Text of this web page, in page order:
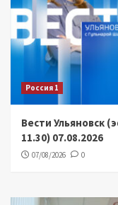
Россия 1
Вести Ульяновск
11.30) 07.08.2026
07/08/2026 0